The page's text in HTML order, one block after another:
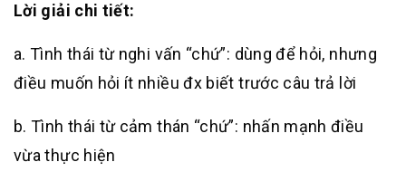
Lời giải chi tiết:
a. Tình thái từ nghi vấn “chứ”: dùng để hỏi, nhưng
điều muốn hỏi ít nhiều đx biết trước câu trả lời
b. Tình thái từ cảm thán “chứ”: nhấn mạnh điều
vừa thực hiện